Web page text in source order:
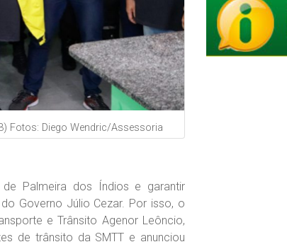
Fotos: Diego Wendric/Assessoria
Palmeira dos Índios e garantir
Governo Júlio Cezar. Por isso, o
e Trânsito Agenor Leôncio,
de trânsito da SMTT e anunciou